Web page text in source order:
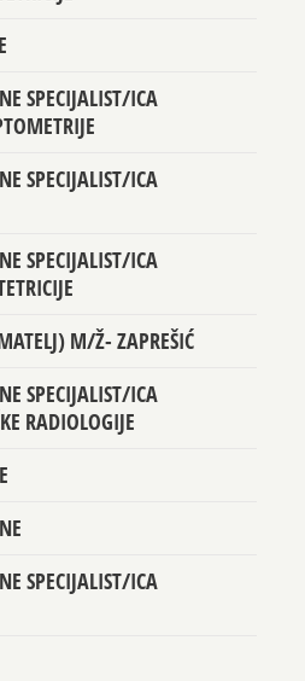
SPECIJALIST/ICA
SPECIJALIST/ICA
SPECIJALIST/ICA
M/Ž- ZAPREŠIĆ
SPECIJALIST/ICA
RADIOLOGIJE
SPECIJALIST/ICA